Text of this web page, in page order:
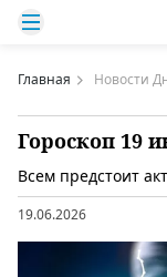
Главная Новости
Гороскоп 19
Всем предстоит
19.06.2026